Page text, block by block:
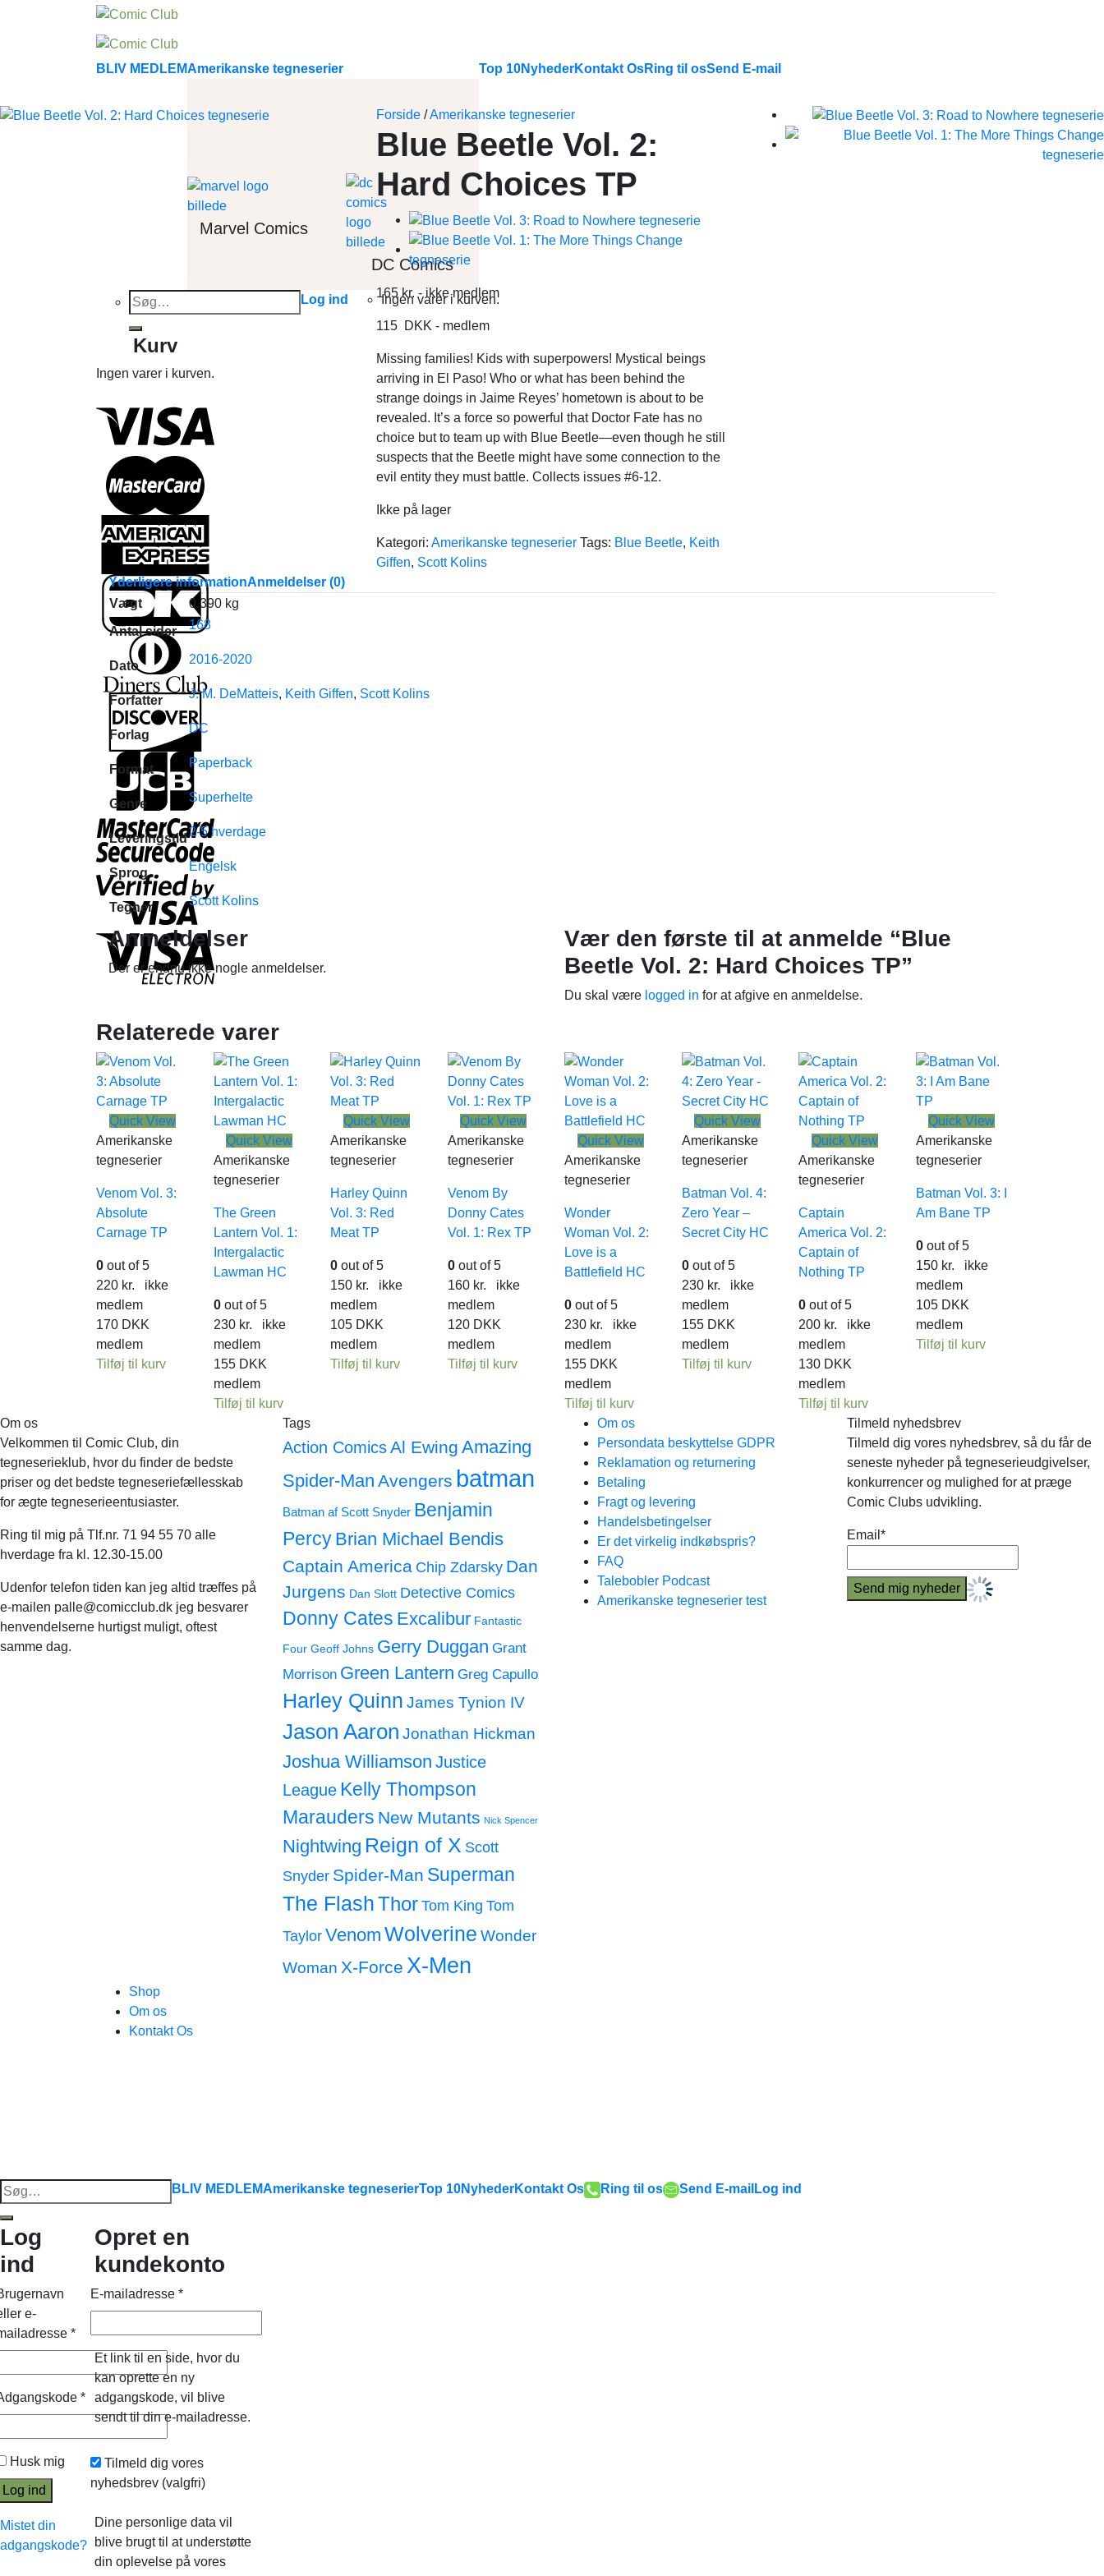
BLIV MEDLEMAmerikanske tegneserier
Marvel Comics
DC Comics
Top 10NyhederKontakt OsRing til osSend E-mail
Søg
efter:
Log ind Ingen varer i kurven.
Kurv
Ingen varer i kurven.
Forside /Amerikanske tegneserier
Blue Beetle Vol. 2:
Hard Choices TP
165 kr. - ikke medlem
115 DKK - medlem
Missing families! Kids with superpowers! Mystical beings
arriving in El Paso! Who or what has been behind the
strange doings in Jaime Reyes’ hometown is about to be
revealed. It’s a force so powerful that Doctor Fate has no
choice but to team up with Blue Beetle—even though he still
suspects that the Beetle might have some connection to the
evil entity they must battle. Collects issues #6-12.
Ikke på lager
Kategori: Amerikanske tegneserier Tags: Blue Beetle, Keith
Giffen, Scott Kolins
Yderligere informationAnmeldelser (0)
Vægt
0.390 kg
Antal sider
168
Dato 2016-2020
Forfatter J. M. DeMatteis, Keith Giffen, Scott Kolins
Forlag DC
Format Paperback
Genre Superhelte
Leveringstid2-5 hverdage
Sprog Engelsk
Tegner Scott Kolins
Anmeldelser
Der er endnu ikke nogle anmeldelser.
Vær den første til at anmelde “Blue
Beetle Vol. 2: Hard Choices TP”
Du skal være logged in for at afgive en anmeldelse.
Relaterede varer
Quick View
Amerikanske
tegneserier
Venom Vol. 3:
Absolute
Carnage TP
0 out of 5
220 kr. ikke
medlem
170 DKK
medlem
Tilføj til kurv
Quick View
Amerikanske
tegneserier
The Green
Lantern Vol. 1:
Intergalactic
Lawman HC
0out of 5
230 kr. ikke
medlem
155 DKK
medlem
Tilføj til kurv
Quick View
Amerikanske
tegneserier
Harley Quinn
Vol. 3: Red
Meat TP
0 out of 5
150 kr. ikke
medlem
105 DKK
medlem
Tilføj til kurv
Quick View
Amerikanske
tegneserier
Venom By
Donny Cates
Vol. 1: Rex TP
0out of 5
160 kr. ikke
medlem
120 DKK
medlem
Tilføj til kurv
Quick View
Amerikanske
tegneserier
Wonder
Woman Vol. 2:
Love is a
Battlefield HC
0 out of 5
230 kr. ikke
medlem
155 DKK
medlem
Tilføj til kurv
Quick View
Amerikanske
tegneserier
Batman Vol. 4:
Zero Year –
Secret City HC
0out of 5
230 kr. ikke
medlem
155 DKK
medlem
Tilføj til kurv
Quick View
Amerikanske
tegneserier
Captain
America Vol. 2:
Captain of
Nothing TP
0 out of 5
200 kr. ikke
medlem
130 DKK
medlem
Tilføj til kurv
Quick View
Amerikanske
tegneserier
Batman Vol. 3: I
Am Bane TP
0out of 5
150 kr. ikke
medlem
105 DKK
medlem
Tilføj til kurv
Om os
Velkommen til Comic Club, din
tegneserieklub, hvor du finder de bedste
priser og det bedste tegneseriefællesskab
for ægte tegneserieentusiaster.
Ring til mig på Tlf.nr. 71 94 55 70 alle
hverdage fra kl. 12.30-15.00
Udenfor telefon tiden kan jeg altid træffes på
e-mailen palle@comicclub.dk jeg besvarer
henvendelserne hurtigst muligt, oftest
samme dag.
Tags
Action Comics Al Ewing Amazing
Spider-Man Avengers batman
Batman af Scott Snyder Benjamin
Percy Brian Michael Bendis
Captain America Chip Zdarsky Dan
Jurgens Dan Slott Detective Comics
Donny Cates Excalibur Fantastic
Four Geoff Johns Gerry Duggan Grant
Morrison Green Lantern Greg Capullo
Harley Quinn James Tynion IV
Jason Aaron Jonathan Hickman
Joshua Williamson Justice
League Kelly Thompson
Marauders New Mutants Nick Spencer
Nightwing Reign of X Scott
Snyder Spider-Man Superman
The FlashThor Tom King Tom
Taylor Venom Wolverine Wonder
Woman X-Force X-Men
Om os
Persondata beskyttelse GDPR
Reklamation og returnering
Betaling
Fragt og levering
Handelsbetingelser
Er det virkelig indkøbspris?
FAQ
Talebobler Podcast
Amerikanske tegneserier test
Tilmeld nyhedsbrev
Tilmeld dig vores nyhedsbrev, så du får de
seneste nyheder på tegneserieudgivelser,
konkurrencer og mulighed for at præge
Comic Clubs udvikling.
Email*
Shop
Om os
Kontakt Os
Søg
efter:
BLIV MEDLEMAmerikanske tegneserierTop 10NyhederKontakt Os Ring til os Send E-mail Log ind
Log
ind
e-
*
*
Husk mig
Log ind
Mistet din
adgangskode?
Opret en
kundekonto
E-mailadresse *
Et link til en side, hvor du
kan oprette en ny
adgangskode, vil blive
sendt til din e-mailadresse.
Tilmeld dig vores
nyhedsbrev (valgfri)
Dine personlige data vil
blive brugt til at understøtte
din oplevelse på vores